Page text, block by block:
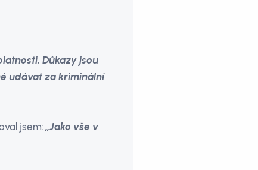
Důkazy jsou
udávat za kriminální
jsem:„Jako vše v